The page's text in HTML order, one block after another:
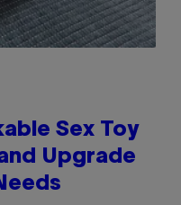
Sex Toy
Upgrade